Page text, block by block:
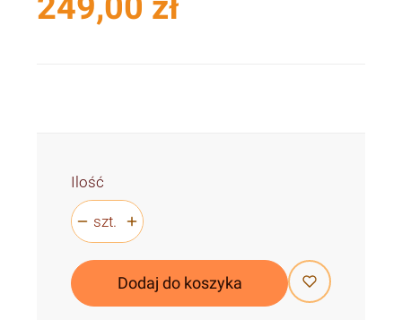
Cena
Ilość
szt.
Dodaj do koszyka